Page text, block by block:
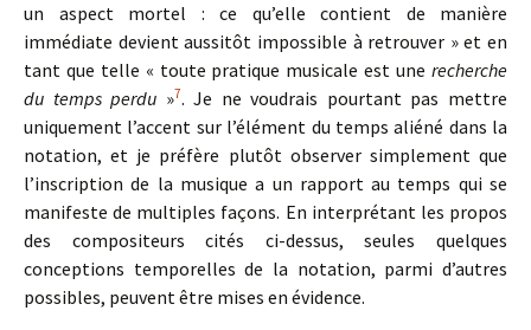
un aspect mortel : ce qu’elle contient de manière
immédiate devient aussitôt impossible à retrouver » et en
tant que telle « toute pratique musicale est une recherche
du temps perdu »7. Je ne voudrais pourtant pas mettre
uniquement l’accent sur l’élément du temps aliéné dans la
notation, et je préfère plutôt observer simplement que
l’inscription de la musique a un rapport au temps qui se
manifeste de multiples façons. En interprétant les propos
des compositeurs cités ci-dessus, seules quelques
conceptions temporelles de la notation, parmi d’autres
possibles, peuvent être mises en évidence.